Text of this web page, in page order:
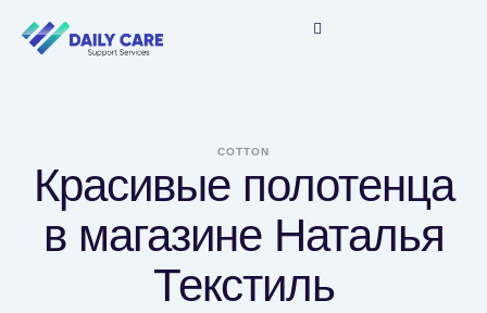
COTTON
Красивые полотенца
в магазине Наталья
Текстиль